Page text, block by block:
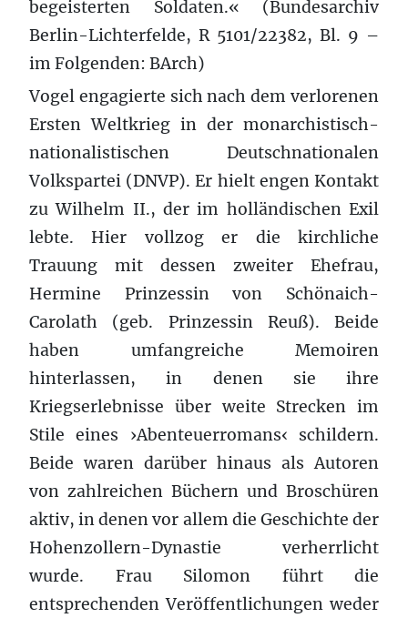
begeisterten Soldaten.« (Bundesarchiv
Berlin-Lichterfelde, R 5101/22382, Bl. 9 –
im Folgenden: BArch)
Vogel engagierte sich nach dem verlorenen
Ersten Weltkrieg in der monarchistisch-
nationalistischen Deutschnationalen
Volkspartei (DNVP). Er hielt engen Kontakt
zu Wilhelm II., der im holländischen Exil
lebte. Hier vollzog er die kirchliche
Trauung mit dessen zweiter Ehefrau,
Hermine Prinzessin von Schönaich-
Carolath (geb. Prinzessin Reuß). Beide
haben umfangreiche Memoiren
hinterlassen, in denen sie ihre
Kriegserlebnisse über weite Strecken im
Stile eines ›Abenteuerromans‹ schildern.
Beide waren darüber hinaus als Autoren
von zahlreichen Büchern und Broschüren
aktiv, in denen vor allem die Geschichte der
Hohenzollern-Dynastie verherrlicht
wurde. Frau Silomon führt die
entsprechenden Veröffentlichungen weder